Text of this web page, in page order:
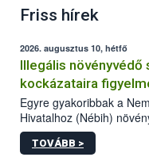
Friss hírek
2026. augusztus 10, hétfő
Illegális növényvédő
kockázataira
Egyre gyakoribbak a
Hivatalhoz (Nébih)
honlapok kapcsán
termékeket kínáló kéretlen online reklámok
TOVÁBB >